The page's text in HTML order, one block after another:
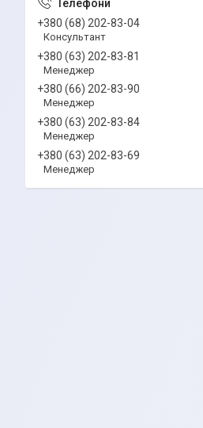
+380 (68) 202-83-04
Консультант
+380 (63) 202-83-81
Менеджер
+380 (66) 202-83-90
Менеджер
+380 (63) 202-83-84
Менеджер
+380 (63) 202-83-69
Менеджер